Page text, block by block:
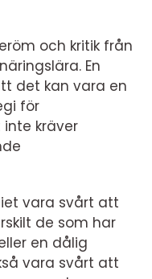
och kritik från
En
det kan vara en
för
kräver
vara svårt att
de som har
en dålig
vara svårt att